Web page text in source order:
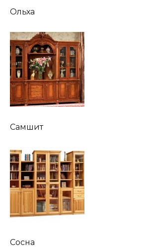
Ольха
Самшит
Сосна